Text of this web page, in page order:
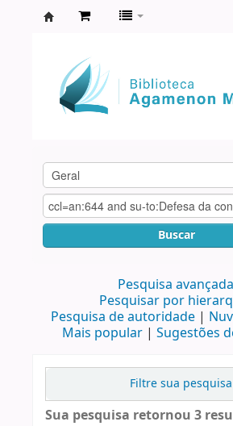
Agamenon
Magalhães
Buscar
Pesquisa avançada
Pesquisar por
Pesquisa de autoridade
Mais popular
Sugestões
Filtre sua pesquisa
Sua pesquisa retornou 3